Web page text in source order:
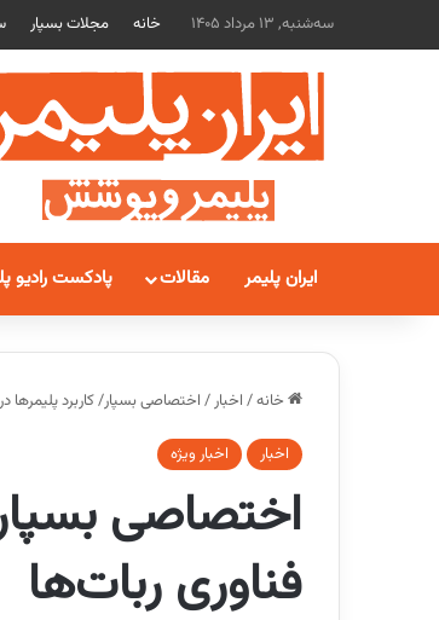
سه‌شنبه, 13 مرداد 1405 خانه مجلات بسپار
ایران پلیمر مقالات پادکست رادیو
خانه/ اخبار/اختصاصی بسپار/ کاربرد پلیمرها
اخبار اخبار ویژه
اختصاصی
فناوری ربات‌ها